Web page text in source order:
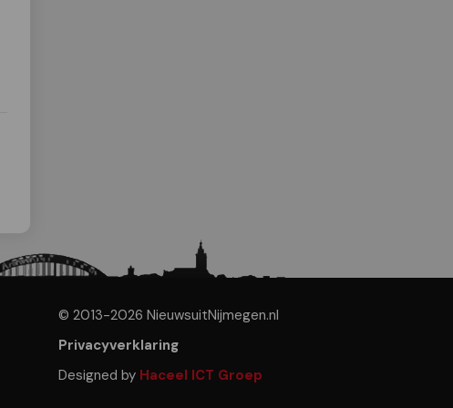
© 2013-2026 NieuwsuitNijmegen.nl
Privacyverklaring
Designed by Haceel ICT Groep